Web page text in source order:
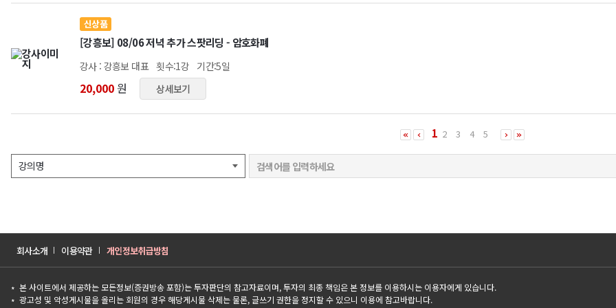
신상품
[강흥보] 08/06 저녁 추가 스팟리딩 - 암호화폐
강사 : 강흥보 대표 횟수:1강 기간:5일
20,000 원 상세보기
1 2 3 4 5
회사소개 이용약관 개인정보취급방침
본 사이트에서 제공하는 모든정보(증권방송 포함)는 투자판단의 참고자료이며, 투자의 최종 책임은 본 정보를 이용하시는 이용자에게 있습니다.
광고성 및 악성게시물을 올리는 회원의 경우 해당게시물 삭제는 물론, 글쓰기 권한을 정지할 수 있으니 이용에 참고바랍니다.